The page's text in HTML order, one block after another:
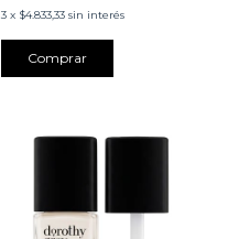
3 x $4.833,33 sin interés
Comprar